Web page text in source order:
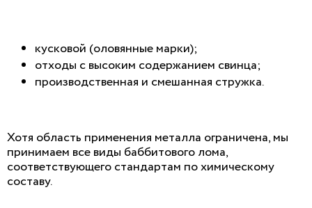
кусковой (оловянные марки);
отходы с высоким содержанием свинца;
производственная и смешанная стружка.
Хотя область применения металла ограничена, мы
принимаем все виды баббитового лома,
соответствующего стандартам по химическому
составу.